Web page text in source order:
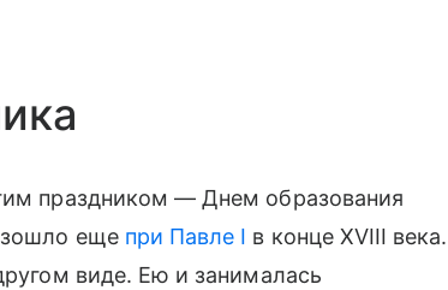
праздником — Днем образования
еще при Павле I в конце XVIII века.
виде. Ею и занималась